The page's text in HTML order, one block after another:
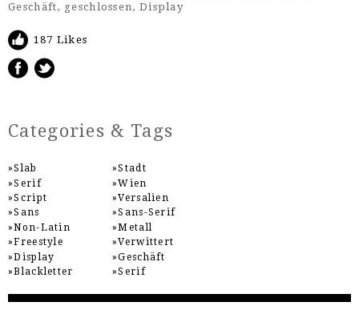
Geschäft, geschlossen, Display
187 Likes
Categories & Tags
Slab
Serif
Script
Sans
Non-Latin
Freestyle
Display
Blackletter
Stadt
Wien
Versalien
Sans-Serif
Metall
Verwittert
Geschäft
Serif